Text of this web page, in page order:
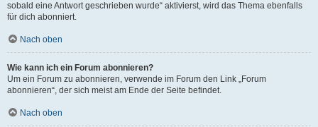
sobald eine Antwort geschrieben wurde“ aktivierst, wird das Thema ebenfalls
für dich abonniert.
Nach oben
Wie kann ich ein Forum abonnieren?
Um ein Forum zu abonnieren, verwende im Forum den Link „Forum
abonnieren“, der sich meist am Ende der Seite befindet.
Nach oben